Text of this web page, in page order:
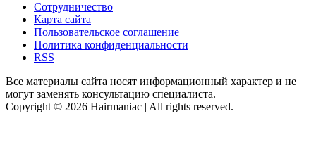
Сотрудничество
Карта сайта
Пользовательское соглашение
Политика конфиденциальности
RSS
Все материалы сайта носят информационный характер и не
могут заменять консультацию специалиста.
Copyright © 2026 Hairmaniac | All rights reserved.